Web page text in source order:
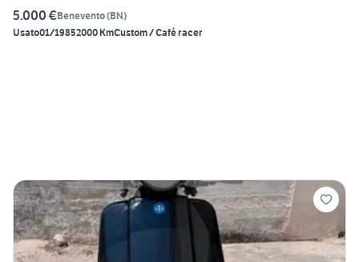
5.000 €Benevento(BN)
Usato01/19852000 KmCustom / Café racer